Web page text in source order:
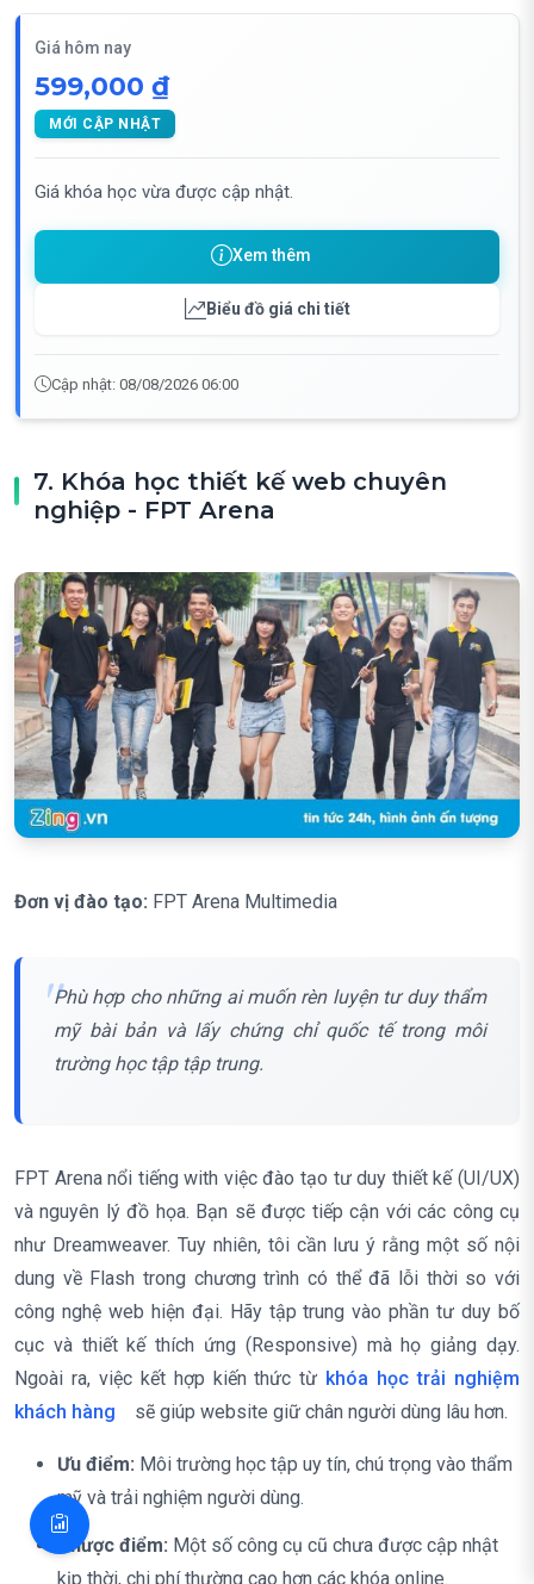
Giá hôm nay
599,000 ₫
MỚI CẬP NHẬT
Giá khóa học vừa được cập nhật.
Xem thêm
Biểu đồ giá chi tiết
Cập nhật: 08/08/2026 06:00
7. Khóa học thiết kế web chuyên
nghiệp - FPT Arena
Đơn vị đào tạo: FPT Arena Multimedia
Phù hợp cho những ai muốn rèn luyện tư duy thẩm
mỹ bài bản và lấy chứng chỉ quốc tế trong môi
trường học tập tập trung.
FPT Arena nổi tiếng with việc đào tạo tư duy thiết kế (UI/UX)
và nguyên lý đồ họa. Bạn sẽ được tiếp cận với các công cụ
như Dreamweaver. Tuy nhiên, tôi cần lưu ý rằng một số nội
dung về Flash trong chương trình có thể đã lỗi thời so với
công nghệ web hiện đại. Hãy tập trung vào phần tư duy bố
cục và thiết kế thích ứng (Responsive) mà họ giảng dạy.
Ngoài ra, việc kết hợp kiến thức từ khóa học trải nghiệm
khách hàng
sẽ giúp website giữ chân người dùng lâu hơn.
Ưu điểm: Môi trường học tập uy tín, chú trọng vào thẩm
mỹ và trải nghiệm người dùng.
Nhược điểm: Một số công cụ cũ chưa được cập nhật
kịp thời, chi phí thường cao hơn các khóa online.